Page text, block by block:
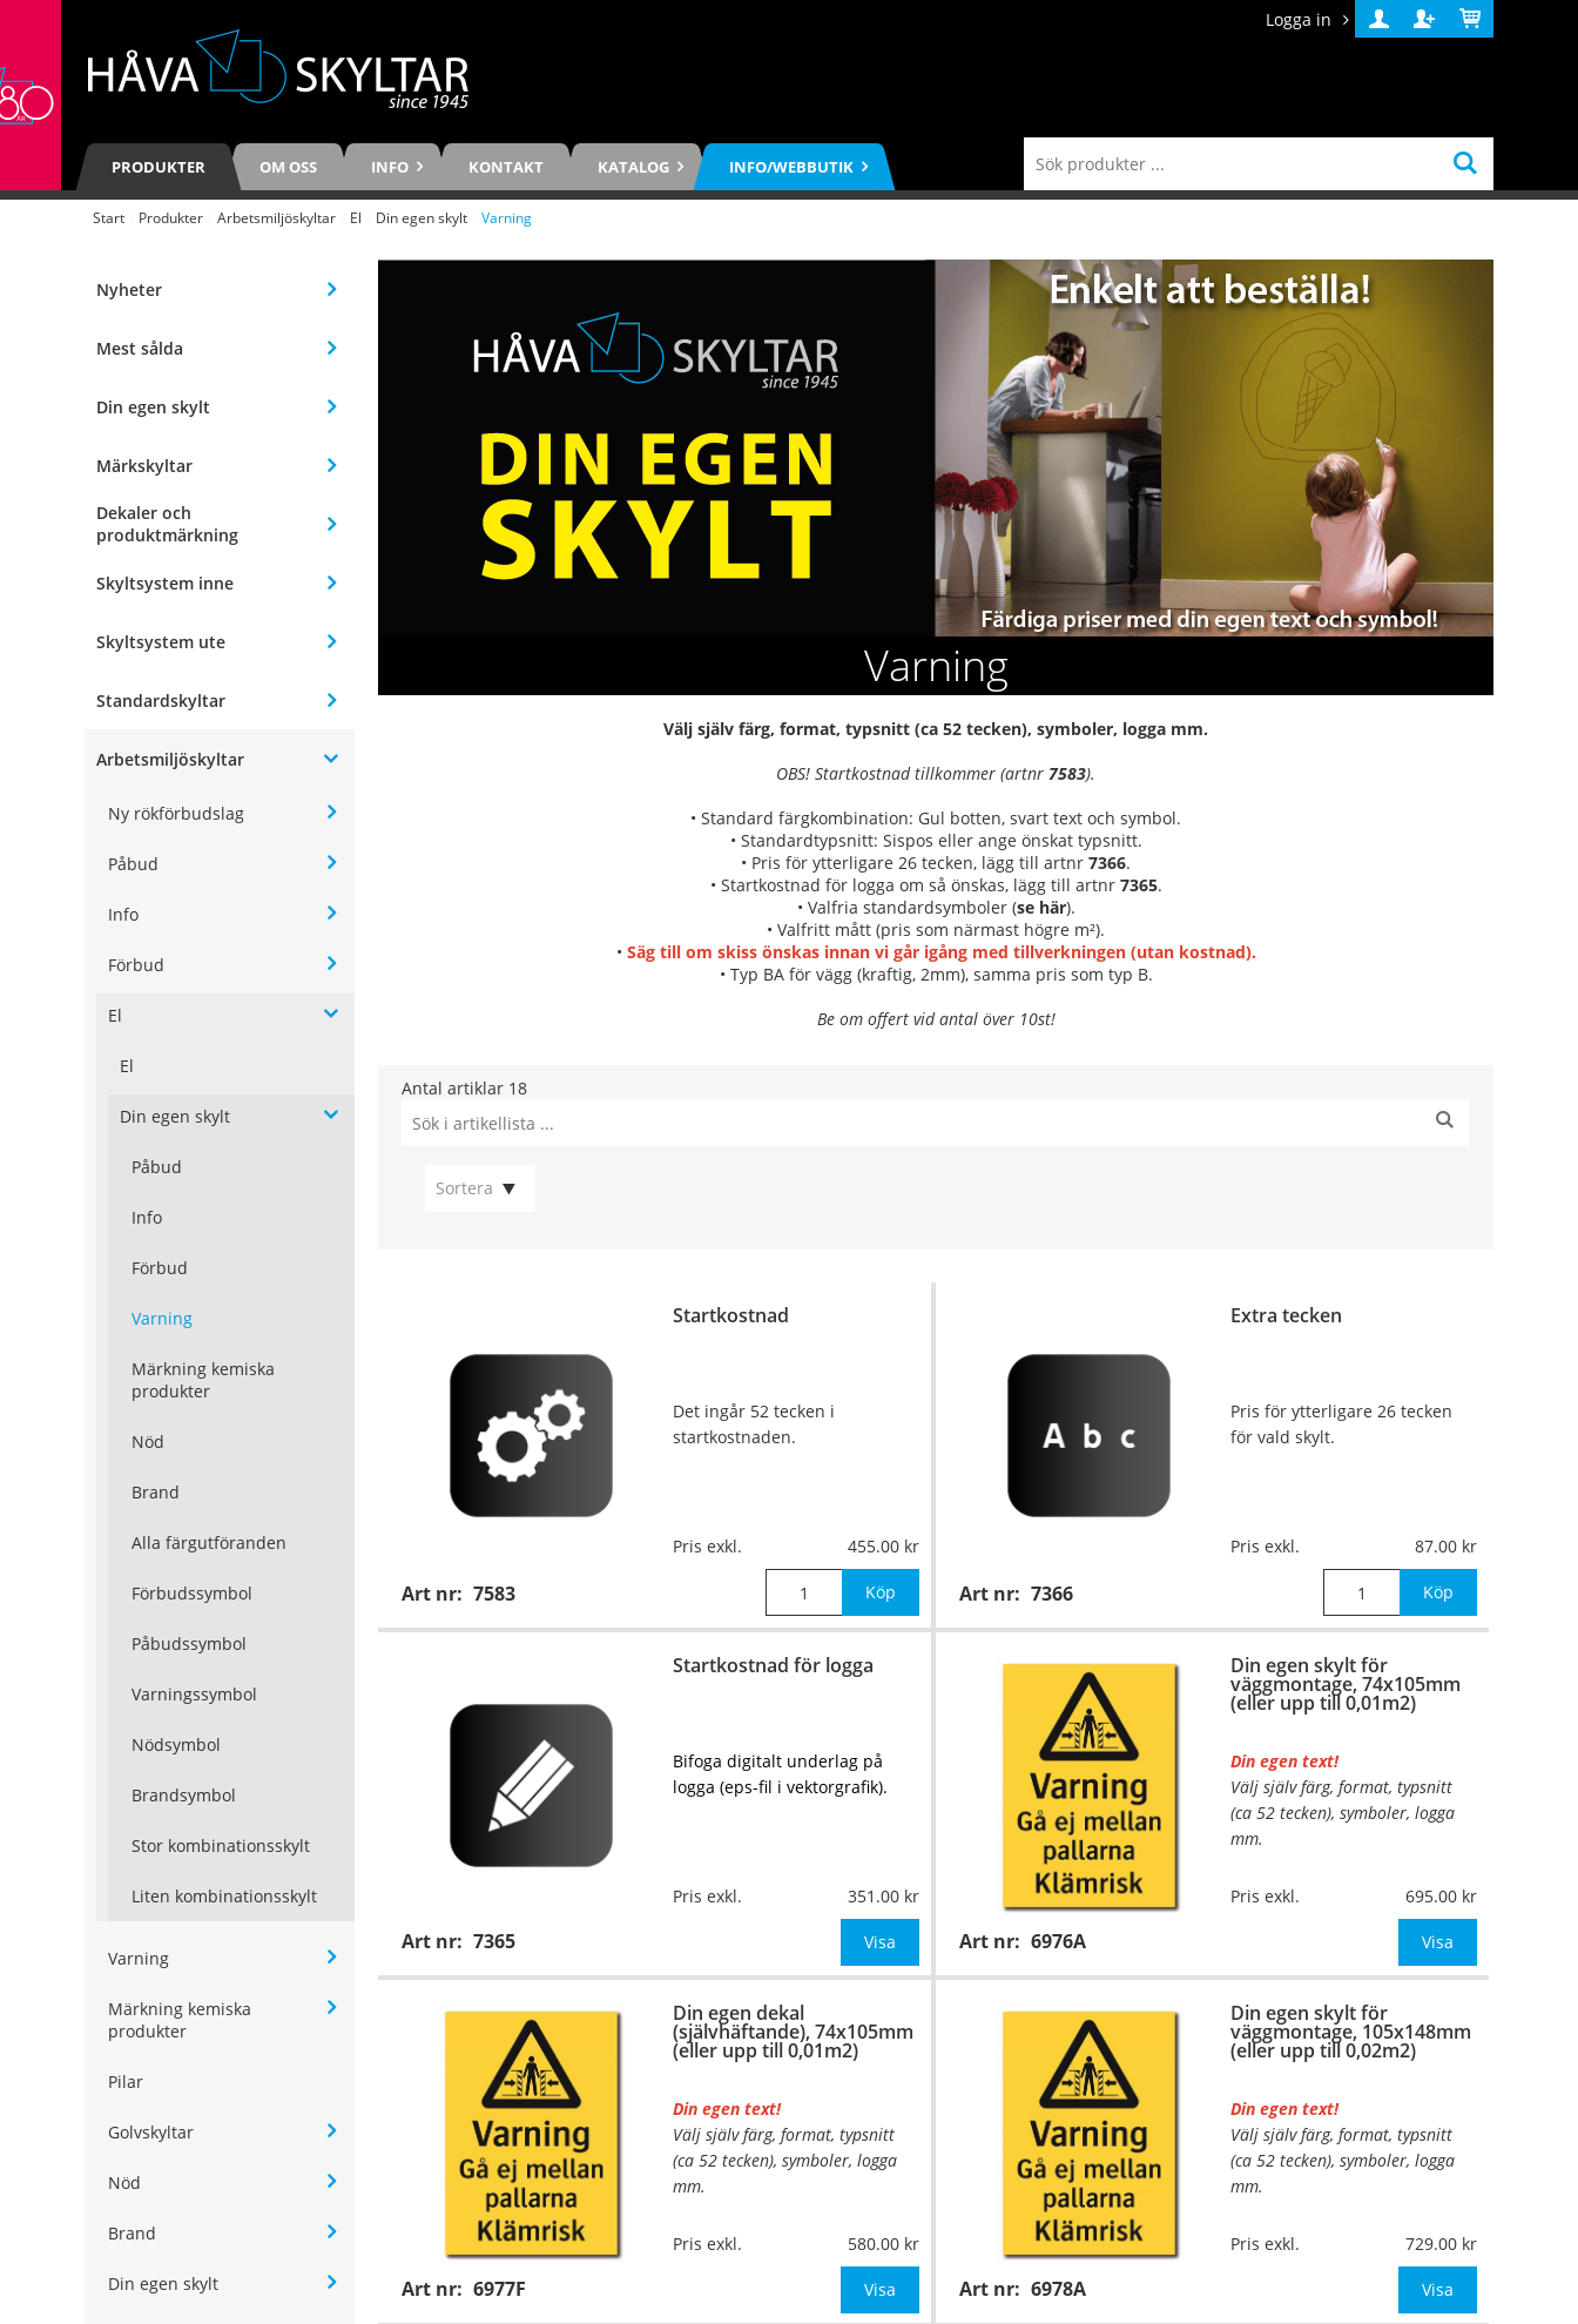
Logga in
Logga
in
Skapa
konto
Varukorg
PRODUKTER OM OSS INFO KONTAKT KATALOG INFO/WEBBUTIK
Start Produkter Arbetsmiljöskyltar El Din egen skylt Varning
Nyheter
Mest sålda
Din egen skylt
Märkskyltar
Dekaler och
produktmärkning
Skyltsystem inne
Skyltsystem ute
Standardskyltar
Arbetsmiljöskyltar
Ny rökförbudslag
Påbud
Info
Förbud
El
El
Din egen skylt
Påbud
Info
Förbud
Varning
Märkning kemiska
produkter
Nöd
Brand
Alla färgutföranden
Förbudssymbol
Påbudssymbol
Varningssymbol
Nödsymbol
Brandsymbol
Stor kombinationsskylt
Liten kombinationsskylt
Varning
Märkning kemiska
produkter
Pilar
Golvskyltar
Nöd
Brand
Din egen skylt
Varning
Välj själv färg, format, typsnitt (ca 52 tecken), symboler, logga mm.
OBS! Startkostnad tillkommer (artnr 7583).
• Standard färgkombination: Gul botten, svart text och symbol.
• Standardtypsnitt: Sispos eller ange önskat typsnitt.
• Pris för ytterligare 26 tecken, lägg till artnr 7366.
• Startkostnad för logga om så önskas, lägg till artnr 7365.
• Valfria standardsymboler (se här).
• Valfritt mått (pris som närmast högre m²).
• Säg till om skiss önskas innan vi går igång med tillverkningen (utan kostnad).
• Typ BA för vägg (kraftig, 2mm), samma pris som typ B.
Be om offert vid antal över 10st!
Antal artiklar 18
Sortera
Startkostnad
Art nr: 7583
Det ingår 52 tecken i
startkostnaden.
Pris exkl. 455.00
Köp
Extra tecken
Art nr: 7366
Pris för ytterligare 26 tecken
för vald skylt.
Pris exkl. 87.00
Köp
Startkostnad för logga
Art nr: 7365
Bifoga digitalt underlag på
logga (eps-fil i vektorgrafik).
Pris exkl. 351.00
Visa
Din egen skylt för
väggmontage, 74x105mm
(eller upp till 0,01m2)
Art nr: 6976A
Din egen text!
Välj själv färg, format, typsnitt
(ca 52 tecken), symboler, logga
mm.
Material:
Plan aluminium,
0,7mm (väggmontage)
74x105mm (eller annat
Be om offert vid antal
Pris exkl. 695.00
Visa
Din egen dekal
(självhäftande), 74x105mm
(eller upp till 0,01m2)
Art nr: 6977F
Din egen text!
Välj själv färg, format, typsnitt
(ca 52 tecken), symboler, logga
mm.
Material:
Självhäftande folie
74x105mm (eller annat
Pris exkl. 580.00
Visa
Din egen skylt för
väggmontage, 105x148mm
(eller upp till 0,02m2)
Art nr: 6978A
Din egen text!
Välj själv färg, format, typsnitt
(ca 52 tecken), symboler, logga
mm.
Material:
Plan aluminium,
0,7mm (väggmontage)
105x148mm (eller annat
Pris exkl. 729.00
Visa